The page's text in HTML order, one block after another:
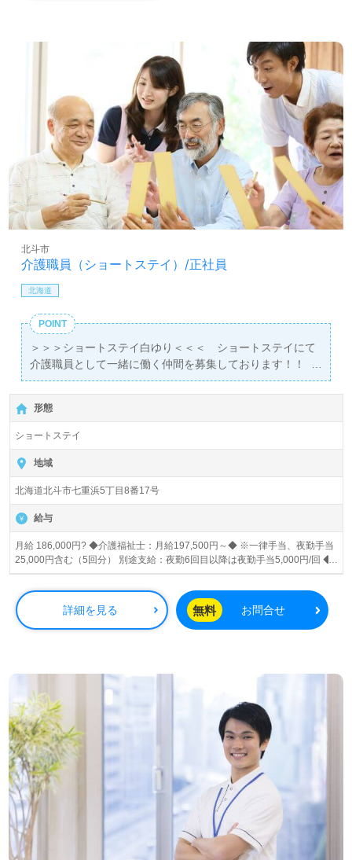
介護職員（ショートステイ）/正社員
北斗市
北海道
POINT
＞＞＞ショートステイ白ゆり＜＜＜ ショートステイにて
介護職員として一緒に働く仲間を募集しております！！
＊＊残業「ほぼ０」のため、家庭との両立が図りやすい職
場環境です！＊＊ ◎初心者・ブランクのある方OK！ 経
験者大歓迎！◎ 定期的な研修会、勉強会、資格取得のた
めの対策講座などを開催しています♪
形態
ショートステイ
地域
北海道北斗市七重浜5丁目8番17号
給与
月給 186,000円? ◆介護福祉士：月給197,500円～◆ ※一律手当、夜勤手当
25,000円含む（5回分） 別途支給：夜勤6回目以降は夜勤手当5,000円/回 ◆
介護職員初任者研修(旧ヘルパー2級)以上：月給186,000円～◆ ※一律手当、
夜勤手当25,000円含む（5回分） 別途支給：夜勤6回目以降は夜勤手当5,000
円/回
詳細を見る 無料 お問合せ